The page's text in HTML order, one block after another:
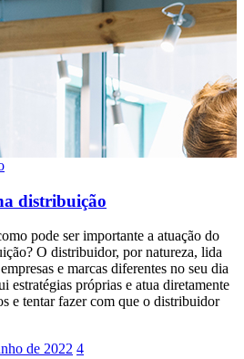
distribuição
pode ser importante a atuação do
O distribuidor, por natureza, lida
e marcas diferentes no seu dia
estratégias próprias e atua diretamente
e tentar fazer com que o distribuidor
de 2022 4